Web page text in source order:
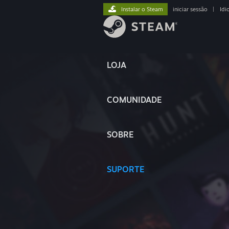
LOJA
COMUNIDADE
SOBRE
SUPORTE
Instalar o Steam iniciar sessão